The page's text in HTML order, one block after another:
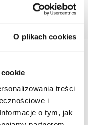
O plikach cookies
treści
i
o tym, jak